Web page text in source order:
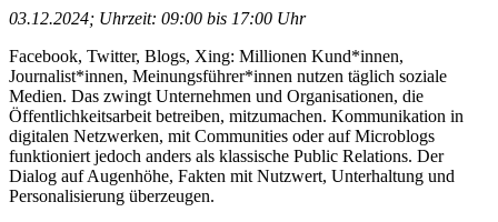
03.12.2024; Uhrzeit: 09:00 bis 17:00 Uhr
Facebook, Twitter, Blogs, Xing: Millionen Kund*innen,
Journalist*innen, Meinungsführer*innen nutzen täglich soziale
Medien. Das zwingt Unternehmen und Organisationen, die
Öffentlichkeitsarbeit betreiben, mitzumachen. Kommunikation in
digitalen Netzwerken, mit Communities oder auf Microblogs
funktioniert jedoch anders als klassische Public Relations. Der
Dialog auf Augenhöhe, Fakten mit Nutzwert, Unterhaltung und
Personalisierung überzeugen.